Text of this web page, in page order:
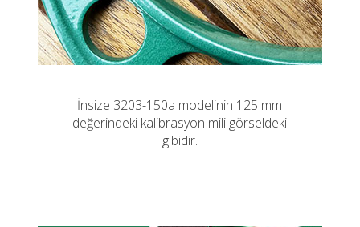
İnsize 3203-150a modelinin 125 mm
değerindeki kalibrasyon mili görseldeki
gibidir.